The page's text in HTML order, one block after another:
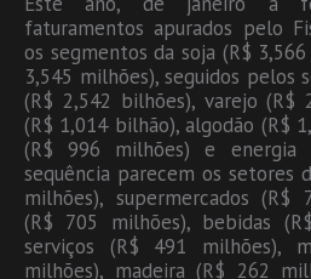
faturamentos apurados pelo
os segmentos da soja (R$
3,545 milhões), seguidos pelos
(R$ 2,542 bilhões), varejo (R$
(R$ 1,014 bilhão), algodão (R$
(R$ 996 milhões) e energia
sequência parecem os setores
milhões), supermercados (R$
(R$ 705 milhões), bebidas
serviços (R$ 491 milhões),
milhões), madeira (R$ 262